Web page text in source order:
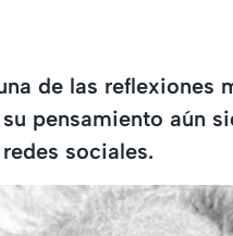
de las reflexiones
pensamiento aún
sociales.